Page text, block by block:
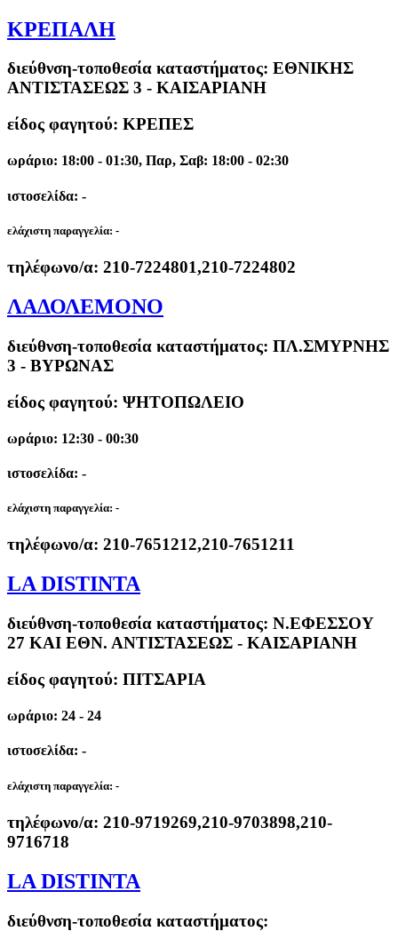
ΚΡΕΠΑΛΗ
διεύθνση-τοποθεσία καταστήματος: ΕΘΝΙΚΗΣ
ΑΝΤΙΣΤΑΣΕΩΣ 3 - ΚΑΙΣΑΡΙΑΝΗ
είδος φαγητού: ΚΡΕΠΕΣ
ωράριο: 18:00 - 01:30, Παρ, Σαβ: 18:00 - 02:30
ιστοσελίδα: -
ελάχιστη παραγγελία: -
τηλέφωνο/α: 210-7224801,210-7224802
ΛΑΔΟΛΕΜΟΝΟ
διεύθνση-τοποθεσία καταστήματος: ΠΛ.ΣΜΥΡΝΗΣ
3 - ΒΥΡΩΝΑΣ
είδος φαγητού: ΨΗΤΟΠΩΛΕΙΟ
ωράριο: 12:30 - 00:30
ιστοσελίδα: -
ελάχιστη παραγγελία: -
τηλέφωνο/α: 210-7651212,210-7651211
LA DISTINTA
διεύθνση-τοποθεσία καταστήματος: Ν.ΕΦΕΣΣΟΥ
27 ΚΑΙ ΕΘΝ. ΑΝΤΙΣΤΑΣΕΩΣ - ΚΑΙΣΑΡΙΑΝΗ
είδος φαγητού: ΠΙΤΣΑΡΙΑ
ωράριο: 24 - 24
ιστοσελίδα: -
ελάχιστη παραγγελία: -
τηλέφωνο/α: 210-9719269,210-9703898,210-
9716718
LA DISTINTA
διεύθνση-τοποθεσία καταστήματος: